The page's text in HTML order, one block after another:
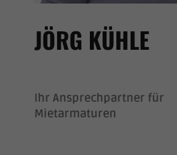
JÖRG KÜHLE
Ihr Ansprechpartner für
Mietarmaturen